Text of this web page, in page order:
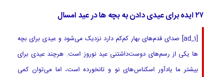
۲۷ ایده برای عیدی دادن به بچه ها در عید امسال
[ad_1] صدای قدم‌های بهار کم‌کم دارد نزدیک می‌شود و عیدی برای بچه
ها یکی از رسم‌های دوست‌داشتنی عید نوروز است. هرچند عیدی برای
بیشتر ما یادآور اسکناس‌های نو و تانخورده است، اما می‌توان کمی